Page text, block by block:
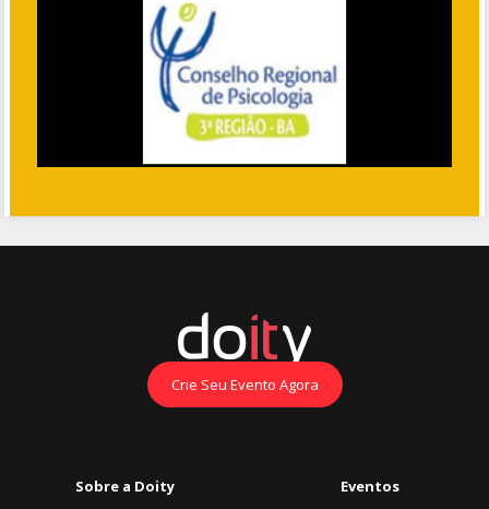
Crie Seu Evento Agora
Sobre a Doity Eventos